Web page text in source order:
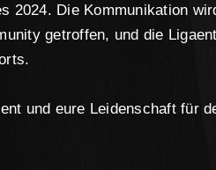
2024. Die Kommunikation
getroffen, und die
und eure Leidenschaft für